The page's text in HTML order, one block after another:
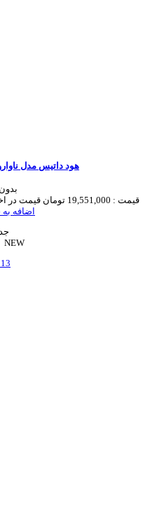
هود داتیس مدل
قیمت : 19,551,000 تومان قیمت در
اضافه
NEW